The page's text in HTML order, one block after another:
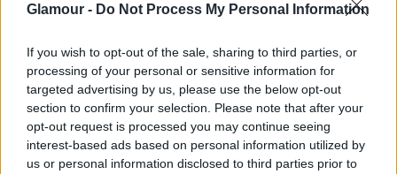
Glamour - Do Not Process My Personal Information
If you wish to opt-out of the sale, sharing to third parties, or
processing of your personal or sensitive information for
targeted advertising by us, please use the below opt-out
section to confirm your selection. Please note that after your
opt-out request is processed you may continue seeing
interest-based ads based on personal information utilized by
us or personal information disclosed to third parties prior to